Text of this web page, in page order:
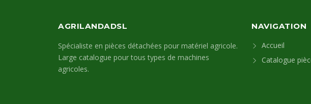
AGRILANDADSL
Spécialiste en pièces détachées pour matériel agricole.
Large catalogue pour tous types de machines
agricoles.
NAVIGATION
Accueil
Catalogue